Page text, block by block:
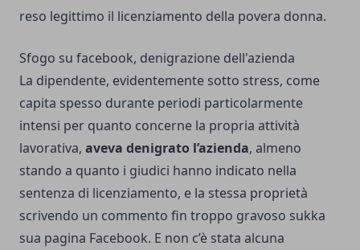
reso legittimo il licenziamento della povera donna.
Sfogo su facebook, denigrazione dell'azienda
La dipendente, evidentemente sotto stress, come
capita spesso durante periodi particolarmente
intensi per quanto concerne la propria attività
lavorativa, aveva denigrato l’azienda, almeno
stando a quanto i giudici hanno indicato nella
sentenza di licenziamento, e la stessa proprietà
scrivendo un commento fin troppo gravoso sukka
sua pagina Facebook. E non c’è stata alcuna